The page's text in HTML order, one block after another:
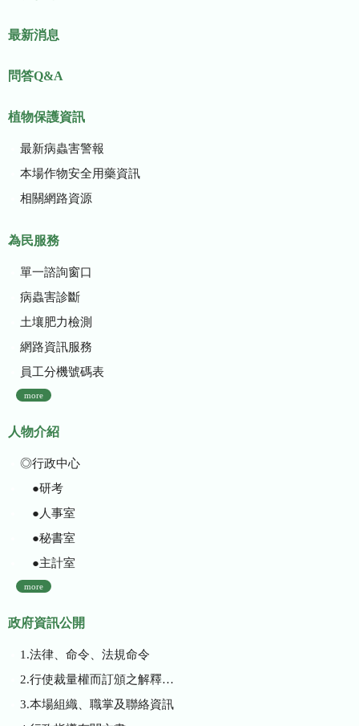
最新消息
問答Q&A
植物保護資訊
最新病蟲害警報
本場作物安全用藥資訊
相關網路資源
為民服務
單一諮詢窗口
病蟲害診斷
土壤肥力檢測
網路資訊服務
員工分機號碼表
more
人物介紹
◎行政中心
●研考
●人事室
●秘書室
●主計室
more
政府資訊公開
1.法律、命令、法規命令
2.行使裁量權而訂頒之解釋性規定及裁量基準
3.本場組織、職掌及聯絡資訊